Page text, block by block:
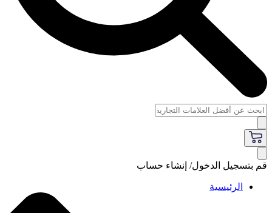
قم بتسجيل الدخول/ إنشاء حساب
الرئيسية